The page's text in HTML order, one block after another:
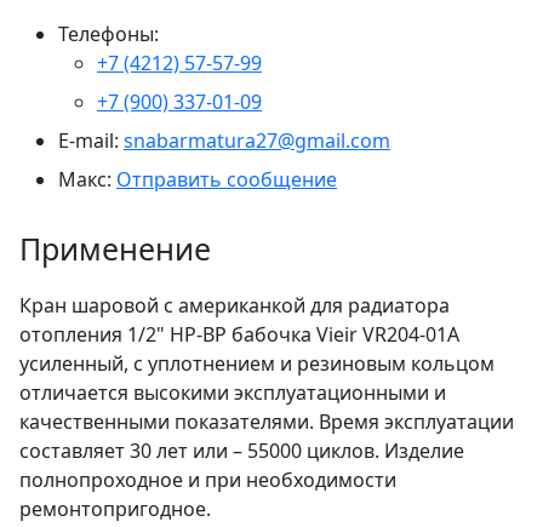
Телефоны:
+7 (4212) 57-57-99
+7 (900) 337-01-09
E-mail: snabarmatura27@gmail.com
Макс: Отправить сообщение
Применение
Кран шаровой с американкой для радиатора
отопления 1/2" НР-ВР бабочка Vieir VR204-01A
усиленный, с уплотнением и резиновым кольцом
отличается высокими эксплуатационными и
качественными показателями. Время эксплуатации
составляет 30 лет или – 55000 циклов. Изделие
полнопроходное и при необходимости
ремонтопригодное.